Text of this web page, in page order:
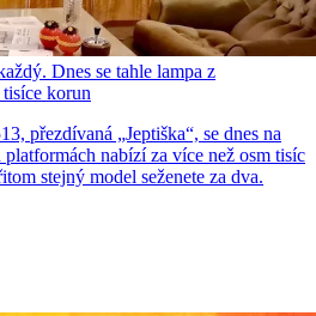
Dnes se tahle lampa z
tisíce korun
přezdívaná „Jeptiška“, se dnes na
nabízí za více než osm tisíc
stejný model seženete za dva.